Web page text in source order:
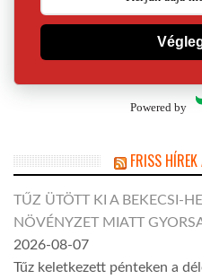
Powered by
FRISS
TŰZ ÜTÖTT KI A BEKECSI-
NÖVÉNYZET MIATT
2026-08-07
Tűz keletkezett pénteken a